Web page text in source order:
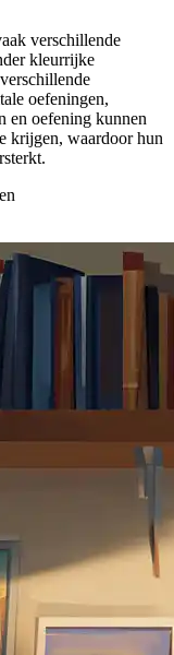
verschillende
kleurrijke
oefeningen,
en oefening kunnen
krijgen, waardoor hun